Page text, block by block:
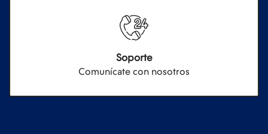
Soporte
Comunícate con nosotros